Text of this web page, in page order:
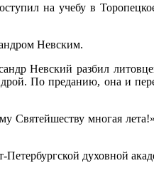
на учебу в
Невским.
Невский разбил
По преданию, она и
многая
духовной